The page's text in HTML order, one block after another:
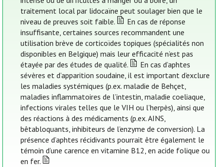
traitement local par lidocaïne peut soulager bien que le
niveau de preuves soit faible.
En cas de réponse
insuffisante, certaines sources recommandent une
utilisation brève de corticoïdes topiques (spécialités non
disponibles en Belgique) mais leur efficacité n’est pas
étayée par des études de qualité.
En cas d’aphtes
sévères et d’apparition soudaine, il est important d’exclure
les maladies systémiques (p.ex. maladie de Behçet,
maladies inflammatoires de l’intestin, maladie coeliaque,
infections virales telles que le VIH ou l’herpès), ainsi que
des réactions à des médicaments (p.ex. AINS,
bêtabloquants, inhibiteurs de l’enzyme de conversion). La
présence d’aphtes récidivants pourrait être également le
témoin d’une carence en vitamine B12, en acide folique ou
en fer.